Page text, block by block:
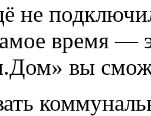
не
время —
вы